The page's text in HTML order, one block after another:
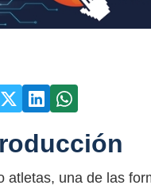
atletas, una de las